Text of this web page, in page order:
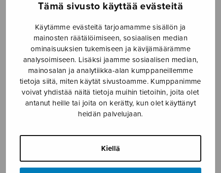
Tämä sivusto käyttää evästeitä
Käytämme evästeitä tarjoamamme sisällön ja
mainosten räätälöimiseen, sosiaalisen median
ominaisuuksien tukemiseen ja kävijämäärämme
analysoimiseen. Lisäksi jaamme sosiaalisen median,
mainosalan ja analytiikka-alan kumppaneillemme
tietoja siitä, miten käytät sivustoamme. Kumppanimme
voivat yhdistää näitä tietoja muihin tietoihin, joita olet
antanut heille tai joita on kerätty, kun olet käyttänyt
heidän palvelujaan.
Kiellä
ASETUKSESTA SULASOLIN
TIETOSUOJASELOSTE
Etusivu › Jäsenille › Jäsenrekisteri
›
iFest-ohje